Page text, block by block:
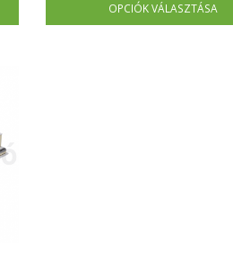
OPCIÓK VÁLASZTÁSA